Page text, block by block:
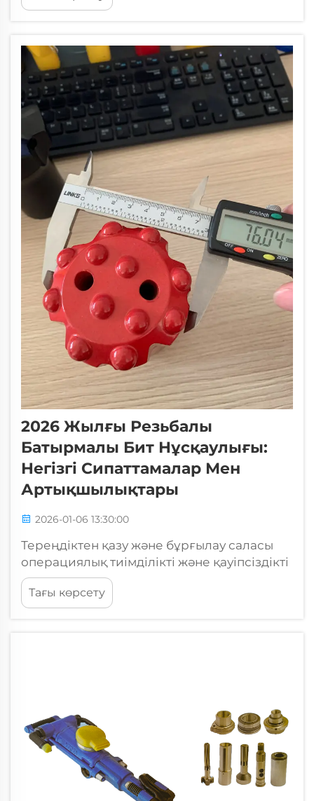
саладағы ең маңызды құралдардың бірі —
міндеттерге икемді және қуатты құрал
ретінде көрінеді...
2026 Жылғы Резьбалы
Батырмалы Бит Нұсқаулығы:
Негізгі Сипаттамалар Мен
Артықшылықтары
2026-01-06 13:30:00
Тереңдіктен қазу және бұрғылау саласы
операциялық тиімділікті және қауіпсіздікті
арттыру үшін арнайы жабдықтар мен
алдыңғы қатар технологиялармен дамуда.
Тасты бұрғылау операцияларын түбегейлі
Тағы көрсету